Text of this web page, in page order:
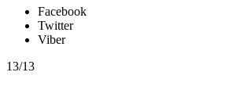
Facebook
Twitter
Viber
13/13